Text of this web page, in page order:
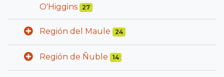
O'Higgins
27
Región del Maule 24
Región de Ñuble 14